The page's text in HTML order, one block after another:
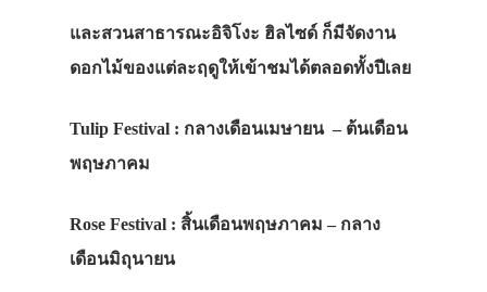
และสวนสาธารณะอิจิโงะ ฮิลไซด์ ก็มีจัดงาน
ดอกไม้ของแต่ละฤดูให้เข้าชมได้ตลอดทั้งปีเลย
Tulip Festival : กลางเดือนเมษายน – ต้นเดือน
พฤษภาคม
Rose Festival : สิ้นเดือนพฤษภาคม – กลาง
เดือนมิถุนายน